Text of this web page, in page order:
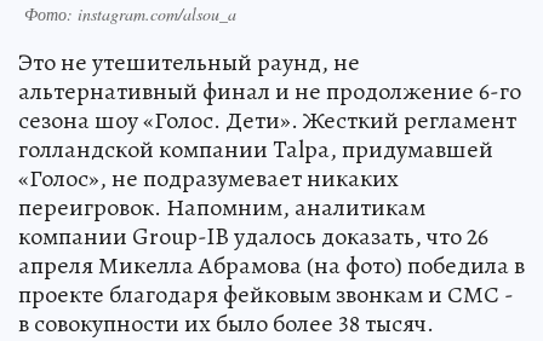
Фото: instagram.com/alsou_a
Это не утешительный раунд, не
альтернативный финал и не продолжение 6-го
сезона шоу «Голос. Дети». Жесткий регламент
голландской компании Talpa, придумавшей
«Голос», не подразумевает никаких
переигровок. Напомним, аналитикам
компании Group-IB удалось доказать, что 26
апреля Микелла Абрамова (на фото) победила в
проекте благодаря фейковым звонкам и СМС -
в совокупности их было более 38 тысяч.